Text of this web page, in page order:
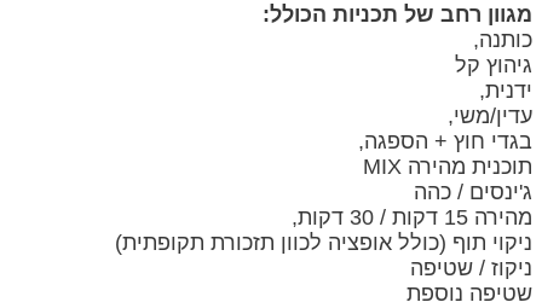
מגוון רחב של תכניות הכולל:
כותנה,
גיהוץ קל
ידנית,
עדין/משי,
בגדי חוץ + הספגה,
תוכנית מהירה MIX
ג'ינסים / כהה
מהירה 15 דקות / 30 דקות,
ניקוי תוף (כולל אופציה לכוון תזכורת תקופתית)
ניקוז / שטיפה
שטיפה נוספת